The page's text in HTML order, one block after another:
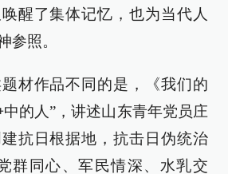
醒了集体记忆，也为当代人
参照。
材作品不同的是，《我们的
的人”，讲述山东青年党员庄
抗日根据地，抗击日伪统治
群同心、军民情深、水乳交